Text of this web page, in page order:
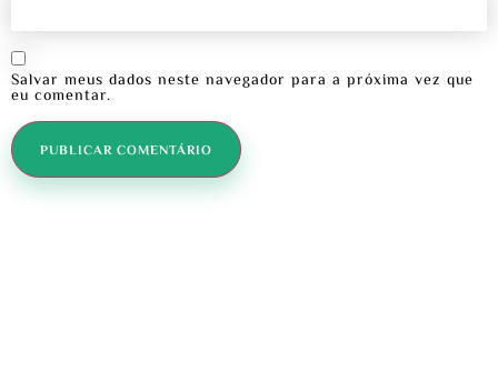
Salvar meus dados neste navegador para a próxima vez que
eu comentar.